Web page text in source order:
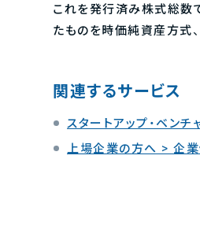
これを発行済み株式総数
たものを時価純資産方式
関連するサービス
スタートアップ・ベン
上場企業の方へ > 企